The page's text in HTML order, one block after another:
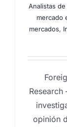
Analistas
mercado
mercados,
Research
opinión